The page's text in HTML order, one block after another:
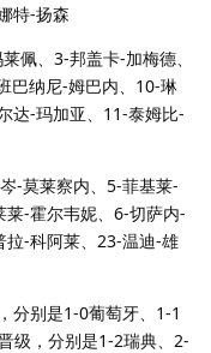
特-扬森
佩、3-邦盖卡-加梅德、
巴纳尼-姆巴内、10-琳
达-玛加亚、11-泰姆比-
-莫莱察内、5-菲基莱-
-霍尔韦妮、6-切萨内-
-科阿莱、23-温迪-雄
分别是1-0葡萄牙、1-1
级，分别是1-2瑞典、2-